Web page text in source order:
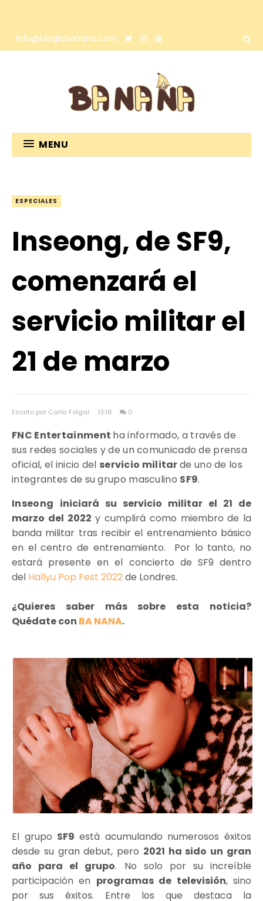
info@bloglabanana.com
MENU
ESPECIALES
Inseong, de SF9,
comenzará el
servicio militar el
21 de marzo
Escrito por Carla Folgar 13:16 0
FNC Entertainment ha informado, a través de
sus redes sociales y de un comunicado de prensa
oficial, el inicio del servicio militarde uno de los
integrantes de su grupo masculino SF9.
Inseong iniciará su servicio militar el 21 de
marzo del 2022 y cumplirá como miembro de la
banda militar tras recibir el entrenamiento básico
en el centro de entrenamiento. Por lo tanto, no
estará presente en el concierto de SF9 dentro
del Hallyu Pop Fest 2022de Londres.
¿Quieres saber más sobre esta noticia?
Quédate con BA NANA.
El grupo SF9está acumulando numerosos éxitos
desde su gran debut, pero 2021 ha sido un gran
año para el grupo. No solo por su increíble
participación en programas de televisión, sino
por sus éxitos. Entre los que destaca la